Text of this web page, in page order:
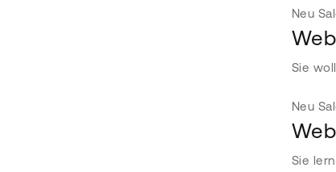
Neu
Sie
Neu
Sie